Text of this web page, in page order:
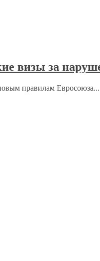
визы за
правилам Евросоюза...